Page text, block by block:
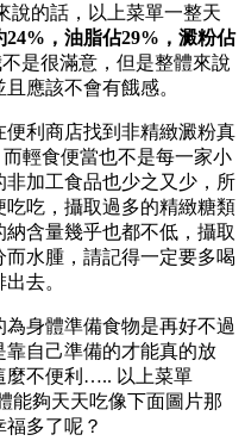
說的話，以上菜單一整天
24%，油脂佔29%，澱粉佔
是很滿意，但是整體來說
應該不會有餓感。
利商店找到非精緻澱粉真
輕食便當也不是每一家小
加工食品也少之又少，所
吃吃，攝取過多的精緻糖類
含量幾乎也都不低，攝取
水腫，請記得一定要多喝
去。
身體準備食物是再好不過
自己準備的才能真的放
麼不便利….. 以上菜單
能夠天天吃像下面圖片那
多了呢？